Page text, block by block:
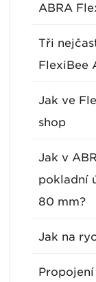
ABRA
Tři
FlexiBee
Jak ve
shop
Jak v
pokladní
80 mm?
Jak na